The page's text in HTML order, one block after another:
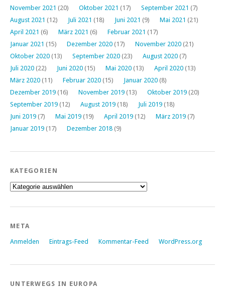
November 2021 (20) Oktober 2021 (17) September 2021 (7)
August 2021 (12) Juli 2021 (18) Juni 2021 (9) Mai 2021 (21)
April 2021 (6) März 2021 (6) Februar 2021 (17)
Januar 2021 (15) Dezember 2020 (17) November 2020 (21)
Oktober 2020 (13) September 2020 (23) August 2020 (7)
Juli 2020 (22) Juni 2020 (15) Mai 2020 (13) April 2020 (13)
März 2020 (11) Februar 2020 (15) Januar 2020 (8)
Dezember 2019 (16) November 2019 (13) Oktober 2019 (20)
September 2019 (12) August 2019 (18) Juli 2019 (18)
Juni 2019 (7) Mai 2019 (19) April 2019 (12) März 2019 (7)
Januar 2019 (17) Dezember 2018 (9)
KATEGORIEN
Kategorien
META
Anmelden Eintrags-Feed Kommentar-Feed WordPress.org
UNTERWEGS IN EUROPA